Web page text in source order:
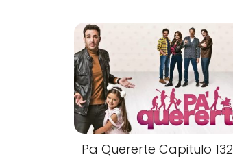
Pa Quererte Capitulo 132